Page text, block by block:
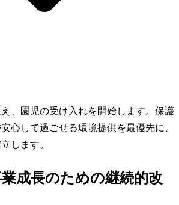
、園児の受け入れを開始します。保護
心して過ごせる環境提供を最優先に、
します。
成長のための継続的改